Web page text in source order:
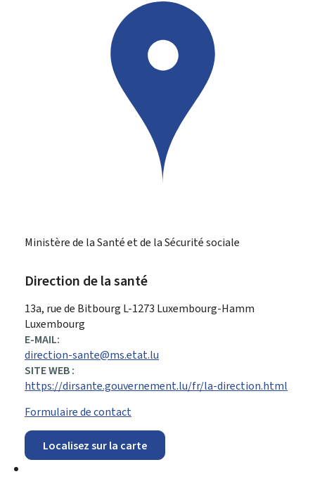
Ministère de la Santé et de la Sécurité sociale
Direction de la santé
ADRESSE
:
13a, rue de Bitbourg L-1273 Luxembourg-Hamm
Luxembourg
E-MAIL:
direction-sante@ms.etat.lu
SITE WEB :
https://dirsante.gouvernement.lu/fr/la-direction.html
Formulaire de contact
Localisez sur la carte